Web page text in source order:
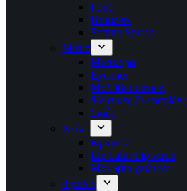
Ρούζ
Bronzers
Setting Sprays
Μάτια
Μάσκαρα
Eyeliner
Μολύβια ματιών
Ψεύτικες βλεφαρίδες
Σκιές
Χείλη
Κραγιόν
Lip balm/Lip scrub
Μολύβια χειλιών
Φρύδια